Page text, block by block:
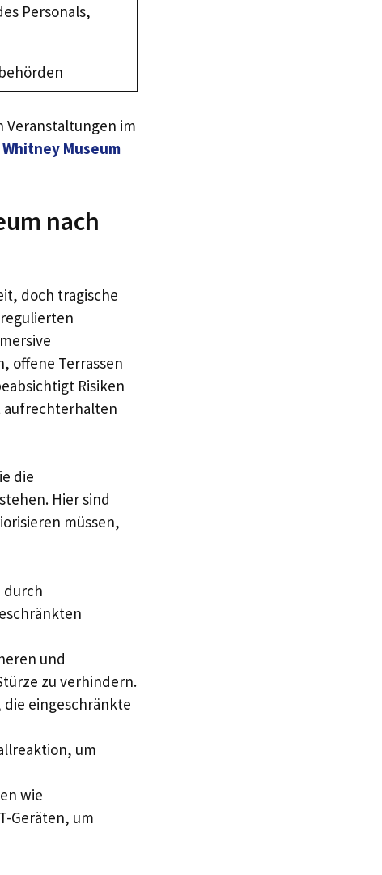
Personals,
Veranstaltungen im
Whitney Museum
nach
doch tragische
offene Terrassen
Risiken
aufrechterhalten
die
Hier sind
müssen,
durch
und
zu verhindern.
die eingeschränkte
um
wie
Geräten, um